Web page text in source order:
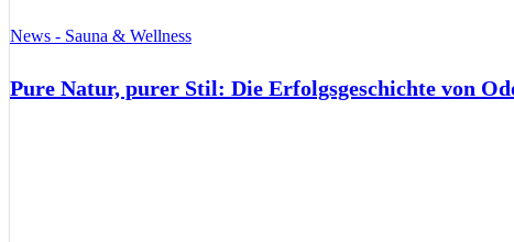
News - Sauna & Wellness
Pure Natur, purer Stil: Die Erfolgsgeschichte von